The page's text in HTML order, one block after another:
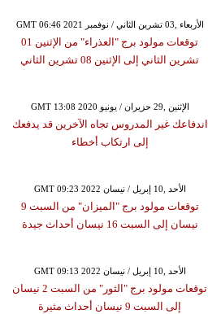
GMT 06:46 2021 الأربعاء ,03 تشرين الثاني / نوفمبر
توقعات مولود برج "العذراء" من الإثنين 01
تشرين الثاني إلى الإثنين 08 تشرين الثاني
GMT 13:08 2020 الإثنين ,29 حزيران / يونيو
اندفاعك غير المدروس تجاه الآخرين قد يدفعك
إلى ارتكاب أخطاء
GMT 09:23 2022 الأحد ,10 إبريل / نيسان
توقعات مولود برج "الميزان" من السبت 9
نيسان إلى السبت 16 نيسان أحداث جيدة
GMT 09:13 2022 الأحد ,10 إبريل / نيسان
توقعات مولود برج "الثور" من السبت 2 نيسان
إلى السبت 9 نيسان أحداث مثيرة